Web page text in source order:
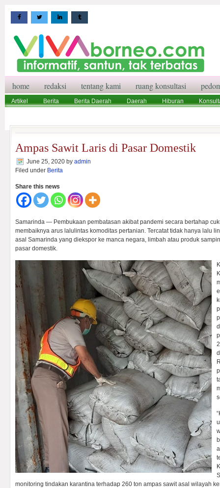
home redaksi tentang kami ruang konsultasi
Artikel Berita Berita Daerah Daerah Hiburan
Ampas Sawit Laris di Pasar Domestik
June 25, 2020 by admin
Filed under Berita
Share this news
Samarinda — Pembukaan pembatasan akibat pandemi secara bertahap
membaiknya arus lalulintas komoditas pertanian. Tercatat tidak hanya lalu
asal Samarinda yang diekspor ke manca negara, limbah atau produk
pasar domestik.
monitoring tindakan karantina terhadap 260 ton ampas sawit asal wilayah